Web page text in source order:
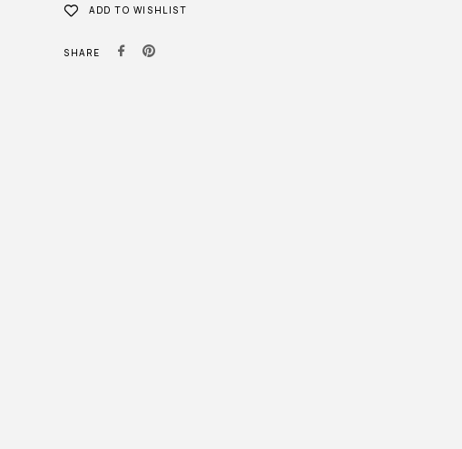
ADD TO WISHLIST
SHARE